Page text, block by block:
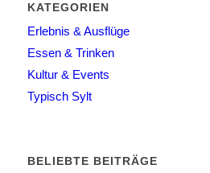
KATEGORIEN
Erlebnis & Ausflüge
Essen & Trinken
Kultur & Events
Typisch Sylt
BELIEBTE BEITRÄGE